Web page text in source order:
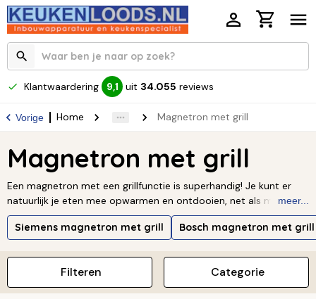
Klantwaardering 9,1 uit 34.055 reviews
Vorige Home Magnetron met grill
Magnetron met grill
Een magnetron met een grillfunctie is superhandig! Je kunt er
natuurlijk je eten mee opwarmen en ontdooien, net als met een
gewone magnetron. Maar wat ‘m extra leuk maakt, is de grill.
Daarmee geef je jouw gerechten een heerlijk bruin en knapperig
gezonder is omdat je minder vet gebruikt?Lees verder ↓
meer...
Siemens magnetron met grill Bosch magnetron met grill
Categorie
Filteren